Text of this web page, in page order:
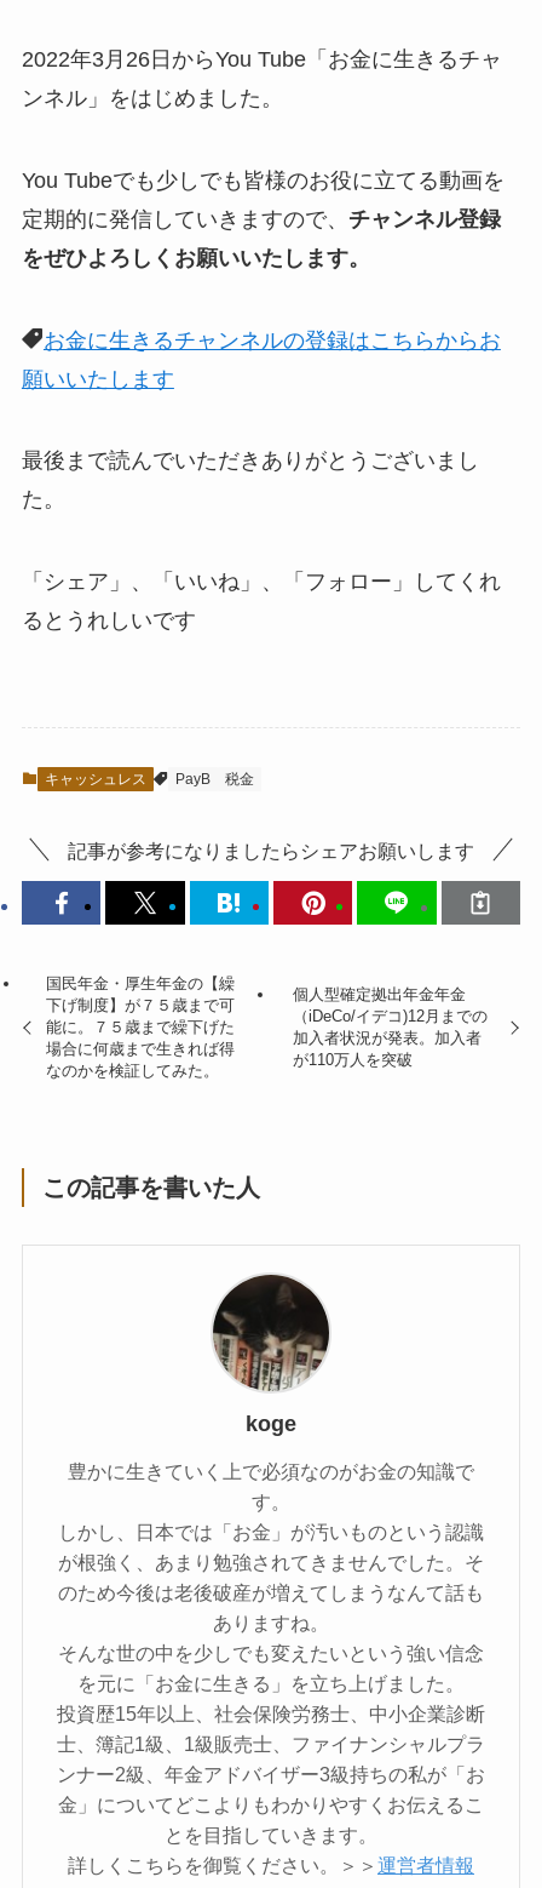
2022年3月26日からYou Tube「お金に生きるチャ
ンネル」をはじめました。
You Tubeでも少しでも皆様のお役に立てる動画を
定期的に発信していきますので、 チャンネル登録
をぜひよろしくお願いいたします。
お金に生きるチャンネルの登録はこちらからお
願いいたします
最後まで読んでいただきありがとうございまし
た。
「シェア」、「いいね」、「フォロー」してくれ
るとうれしいです
キャッシュレス PayB 税金
記事が参考になりましたらシェアお願いします
国民年金・厚生年金の【繰
下げ制度】が７５歳まで可
能に。７５歳まで繰下げた
場合に何歳まで生きれば得
なのかを検証してみた。
個人型確定拠出年金年金
（iDeCo/イデコ)12月までの
加入者状況が発表。加入者
が110万人を突破
この記事を書いた人
koge
豊かに生きていく上で必須なのがお金の知識で
す。
しかし、日本では「お金」が汚いものという認識
が根強く、あまり勉強されてきませんでした。そ
のため今後は老後破産が増えてしまうなんて話も
ありますね。
そんな世の中を少しでも変えたいという強い信念
を元に「お金に生きる」を立ち上げました。
投資歴15年以上、社会保険労務士、中小企業診断
士、簿記1級、1級販売士、ファイナンシャルプラ
ンナー2級、年金アドバイザー3級持ちの私が「お
金」についてどこよりもわかりやすくお伝えるこ
とを目指していきます。
詳しくこちらを御覧ください。＞＞ 運営者情報